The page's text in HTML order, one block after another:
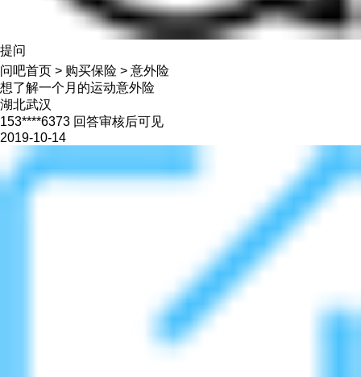
提问
问吧首页 > 购买保险 > 意外险
想了解一个月的运动意外险
湖北武汉
153****6373 回答审核后可见
2019-10-14